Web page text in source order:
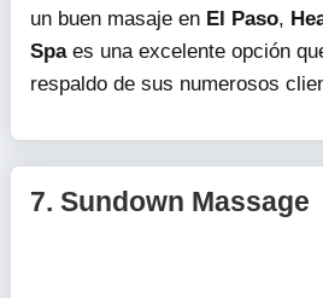
un buen masaje en El Paso,
Spaes una excelente opción
respaldo de sus numerosos
7. Sundown Massage